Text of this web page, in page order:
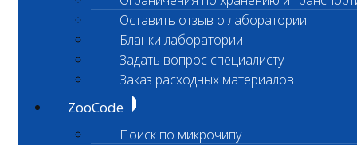
Оставить отзыв о лаборатории
Бланки лаборатории
Задать вопрос специалисту
Заказ расходных материалов
ZooCode
Поиск по микрочипу